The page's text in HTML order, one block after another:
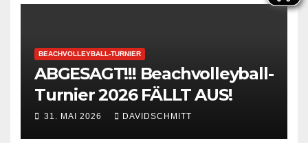
BEACHVOLLEYBALL-TURNIER
ABGESAGT!!! Beachvolleyball-
Turnier 2026 FÄLLT AUS!
31. MAI 2026 DAVIDSCHMITT